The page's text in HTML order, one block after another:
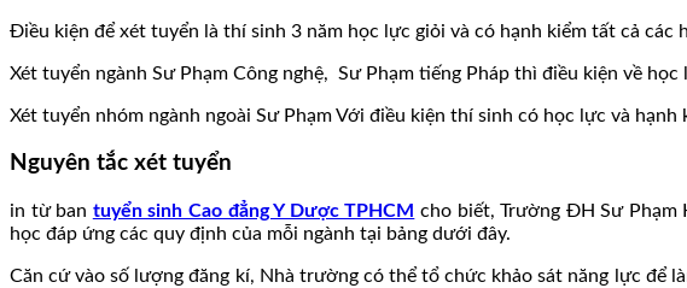
Điều kiện để xét tuyển là thí sinh 3 năm học lực giỏi và có hạnh kiểm tất cả các
Xét tuyển ngành Sư Phạm Công nghệ, Sư Phạm tiếng Pháp thì điều kiện về
Xét tuyển nhóm ngành ngoài Sư Phạm Với điều kiện thí sinh có học lực và
Nguyên tắc xét tuyển
in từ ban tuyển sinh Cao đẳng Y Dược TPHCM cho biết, Trường ĐH Sư Phạm
học đáp ứng các quy định của mỗi ngành tại bảng dưới đây.
Căn cứ vào số lượng đăng kí, Nhà trường có thể tổ chức khảo sát năng lực để